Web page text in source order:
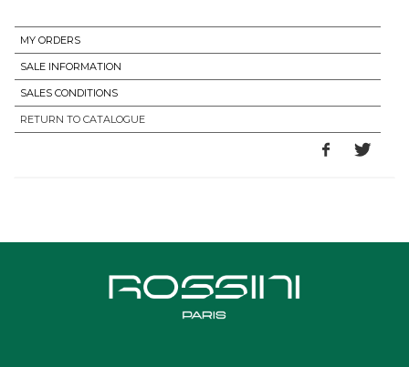
MY ORDERS
SALE INFORMATION
SALES CONDITIONS
RETURN TO CATALOGUE